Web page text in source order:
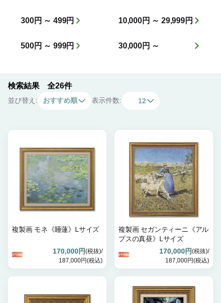
300円 ～ 499円
500円 ～ 999円
10,000円 ～ 29,999円
30,000円 ～
検索結果 全26件
並び替え: おすすめ順 表示件数: 12
複製画 モネ《睡蓮》Lサイズ
170,000円(税抜)/
187,000円(税込)
複製画 セガンティーニ《アル
プスの真昼》Lサイズ
170,000円(税抜)/
187,000円(税込)